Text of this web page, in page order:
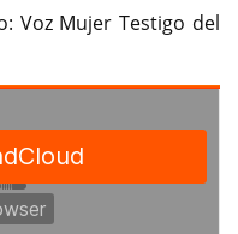
Testigo del